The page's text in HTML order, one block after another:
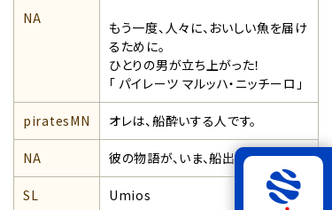
NA
もう一度、人々に、おいしい魚を届け
るために。
ひとりの男が立ち上がった！
「 パイレーツ マルッハ・ニッチーロ」
piratesMN オレは、船酔いする人です。
NA 彼の物語が、いま、船出する。
SL Umios